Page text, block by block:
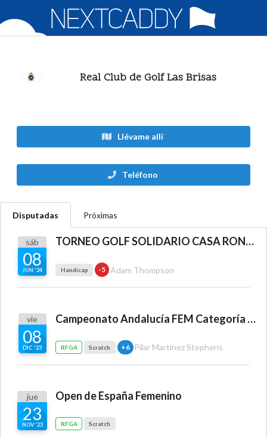
Real Club de Golf Las Brisas
Llévame allí
Teléfono
Disputadas Próximas
sáb
08
JUN '24
TORNEO GOLF SOLIDARIO CASA RONALD MÁLAGA
Handicap -5 Adam Thompson
vie
08
DIC '23
Campeonato Andalucía FEM Categoría Mid Amateur
RFGA Scratch +6 Pilar Martinez Stephens
jue
23
NOV '23
Open de España Femenino
RFGA Scratch